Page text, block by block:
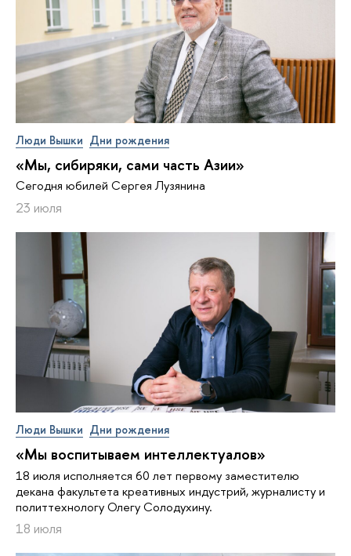
Люди Вышки Дни рождения
«Мы, сибиряки, сами часть Азии»
Сегодня юбилей Сергея Лузянина
23 июля
Люди Вышки Дни рождения
«Мы воспитываем интеллектуалов»
18 июля исполняется 60 лет первому заместителю
декана факультета креативных индустрий, журналисту и
политтехнологу Олегу Солодухину.
18 июля